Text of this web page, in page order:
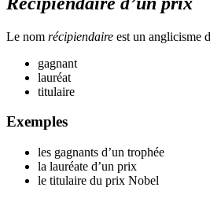
Le nom récipiendaire est un anglicisme
gagnant
lauréat
titulaire
Exemples
les gagnants d’un trophée
la lauréate d’un prix
le titulaire du prix Nobel